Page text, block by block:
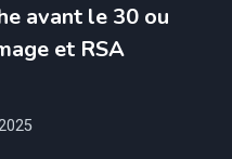
avant le 30 ou
et RSA